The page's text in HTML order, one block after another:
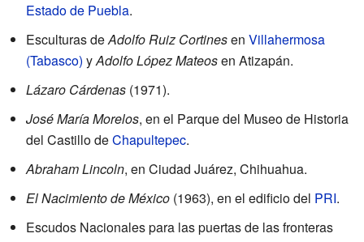
Estado de Puebla.
Esculturas deAdolfo Ruiz Cortinesen Villahermosa
(Tabasco) yAdolfo López Mateosen Atizapán.
Lázaro Cárdenas (1971).
José María Morelos, en el Parque del Museo de Historia
del Castillo deChapultepec.
Abraham Lincoln, en Ciudad Juárez, Chihuahua.
El Nacimiento de México (1963), en el edificio del PRI.
Escudos Nacionales para las puertas de las fronteras